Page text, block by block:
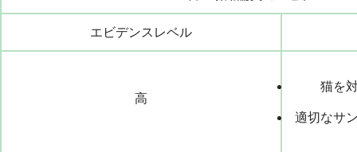
エビデンスレベル
高
猫を
適切なサ